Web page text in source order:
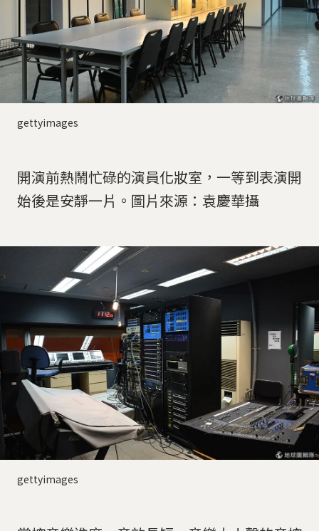
gettyimages
開演前熱鬧忙碌的演員化妝室，一等到表演開
始後是安靜一片。圖片來源：袁慶華攝
gettyimages